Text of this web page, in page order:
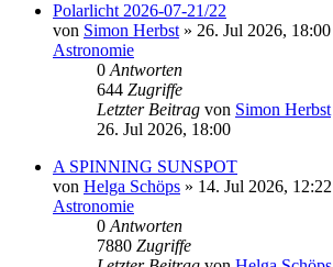
Polarlicht 2026-07-21/22
von Simon Herbst » 26. Jul 2026, 18:00
Astronomie
0 Antworten
644 Zugriffe
Letzter Beitrag von Simon Herbst
26. Jul 2026, 18:00
A SPINNING SUNSPOT
von Helga Schöps » 14. Jul 2026, 12:22
Astronomie
0 Antworten
7880 Zugriffe